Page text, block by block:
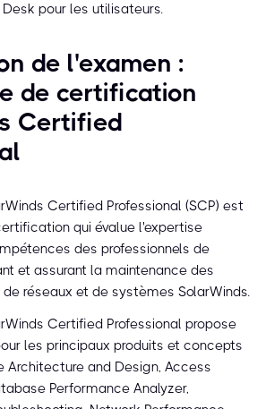
pour les utilisateurs.
de l'examen :
de certification
Certified
Certified Professional (SCP) est
qui évalue l'expertise
des professionnels de
et assurant la maintenance des
réseaux et de systèmes SolarWinds.
Certified Professional propose
les principaux produits et concepts
Architecture and Design, Access
Performance Analyzer,